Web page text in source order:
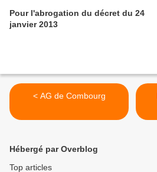
Pour l'abrogation du décret du 24
janvier 2013
< AG de Combourg
Hébergé par Overblog
Top articles